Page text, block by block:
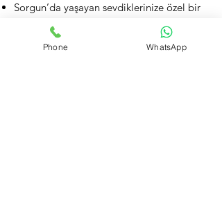
Sorgun’da yaşayan sevdiklerinize özel bir
Merkez’den vereceğiniz çiçek siparişi hem
ekonomik hem de etkileyici bir tercih
Phone WhatsApp